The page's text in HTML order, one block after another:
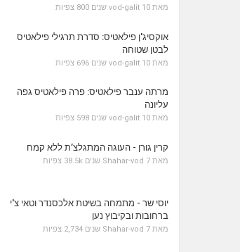
מאת vod-galit 10 שנים 800 צפיות
אוקסיג'ן פילאטיס: סדרת תרגילי פילאטיס
לבטן שטוחה
מאת vod-galit 10 שנים 696 צפיות
מרתה ענבר פילאטיס: פרה פילאטיס גפה
עליונה
מאת vod-galit 10 שנים 598 צפיות
קרין גורן - העוגה המתגלצ’ת ללא קמח
מאת Shahar-vod 7 שנים 38.5k צפיות
יוסי שר - מתמחה בשיטת אלכסנדר וטאי צ'י
ברחובות ובקיבוץ נען
מאת Shahar-vod 7 שנים 2,734 צפיות